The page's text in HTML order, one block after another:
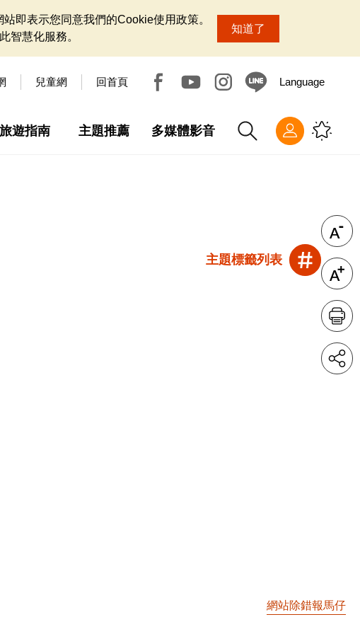
即表示您同意我們的Cookie使用政策。
智慧化服務。
知道了
兒童網 回首頁 Language
旅遊指南 主題推薦 多媒體影音
主題標籤列表
網站除錯報馬仔